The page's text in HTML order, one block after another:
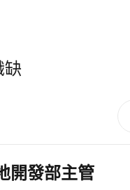
缺
規劃處主管